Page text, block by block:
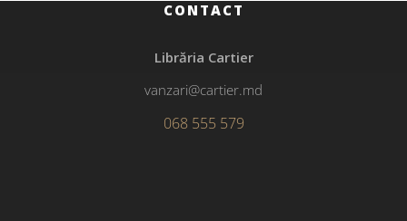
CONTACT
Librăria Cartier
vanzari@cartier.md
068 555 579